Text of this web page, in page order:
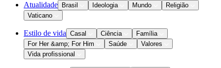
Atualidade Brasil Ideologia Mundo
Religião
Vaticano
Estilo de vida Casal Ciência
Família
For Her &amp; For Him
Saúde
Valores
Vida profissional